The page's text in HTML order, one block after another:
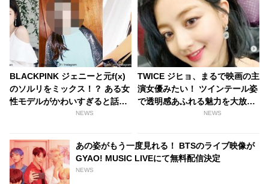
BLACKPINK ジェニーと元f(x)
のソルリをミックス！？ ある女
性モデルがかわいすぎると話題
NEWS
TWICE ジヒョ、まるで映画の主
演女優みたい！ ツインテール姿
で透明感あふれる魅力を大放出
NEWS
あの姿がもう一度見れる！ BTSのライブ映像が
GYAO! MUSIC LIVEにて無料配信決定
NEWS